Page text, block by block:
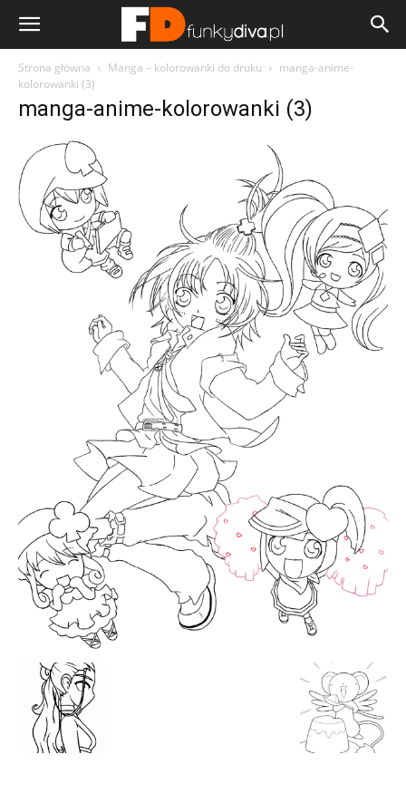
Strona główna Manga – kolorowanki do druku
manga-anime-
kolorowanki (3)
manga-anime-kolorowanki (3)